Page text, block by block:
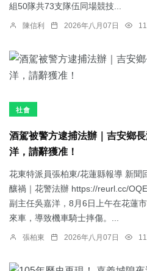
組50隊共73支隊伍同場競技...
陳信利 2026年八月07日
社會
酒駕被警方逮捕法辦｜吉安鄉
洋，請辭獲准！
花東特派員張柏東/花蓮縣報導 新聞
釀禍｜花警法辦 https://reurl.cc/
副主任吳嘉洋，8月6日上午在花蓮
來車，導致機車騎士摔傷。...
張柏東 2026年八月07日